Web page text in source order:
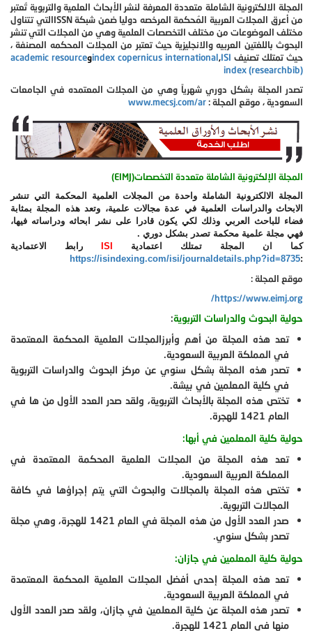
المجلة الالكترونية الشاملة متعددة المعرفة لنشر الأبحاث العلمية والتربوية تُعتبر
من أعرق المجلات العربية المُحكمة المرخصه دوليا ضمن شبكة ISSNالتي تتناول
مختلف الموضوعات من مختلف التخصصات العلمية وهي من المجلات التي تنشر
البحوث باللغتين العربيه والانجليزية حيث تعتبر من المجلات المحكمه المصنفة ،
حيث تمتلك تصنيف
index copernicus international,ISI وacademic resource
index (researchbib)
تصدر المجلة بشكل دوري شهرياً وهي من المجلات المعتمده في الجامعات
السعودية ، موقع المجلة :
www.mecsj.com/ar
المجلة الإلكترونية الشاملة متعددة التخصصات(EIMJ)
المجلة الالكترونية الشاملة واحدة من المجلات العلمية المحكمة التي تنشر
الابحاث والدراسات العلمية في عدة مجالات علمية، وتعد هذه المجلة بمثابة
فضاء للباحث العربي وذلك لكي يكون قادرا على نشر ابحاثه ودراساته فيها،
فهي مجلة علمية محكمة تصدر بشكل دوري .
كما ان المجلة تمتلك اعتمادية ISI رابط الاعتمادية
:
https://isindexing.com/isi/journaldetails.php?id=8735
موقع المجلة :
https://www.eimj.org/
حولية البحوث والدراسات التربوية:
تعد هذه المجلة من أهم وأبرزالمجلات العلمية المحكمة المعتمدة
في المملكة العربية السعودية.
تصدر هذه المجلة بشكل سنوي عن مركز البحوث والدراسات التربوية
في كلية المعلمين في بيشة.
تختص هذه المجلة بالأبحاث التربوية، ولقد صدر العدد الأول من ها في
العام 1421 للهجرة.
حولية كلية المعلمين في أبها:
تعد هذه المجلة من المجلات العلمية المحكمة المعتمدة في
المملكة العربية السعودية.
تختص هذه المجلة بالمجالات والبحوث التي يتم إجراؤها في كافة
المجالات التربوية.
صدر العدد الأول من هذه المجلة في العام 1421 للهجرة، وهي مجلة
تصدر بشكل سنوي.
حولية كلية المعلمين في جازان:
تعد هذه المجلة إحدى أفضل المجلات العلمية المحكمة المعتمدة
في المملكة العربية السعودية.
تصدر هذه المجلة عن كلية المعلمين في جازان، ولقد صدر العدد الأول
منها في العام 1421 للهجرة.